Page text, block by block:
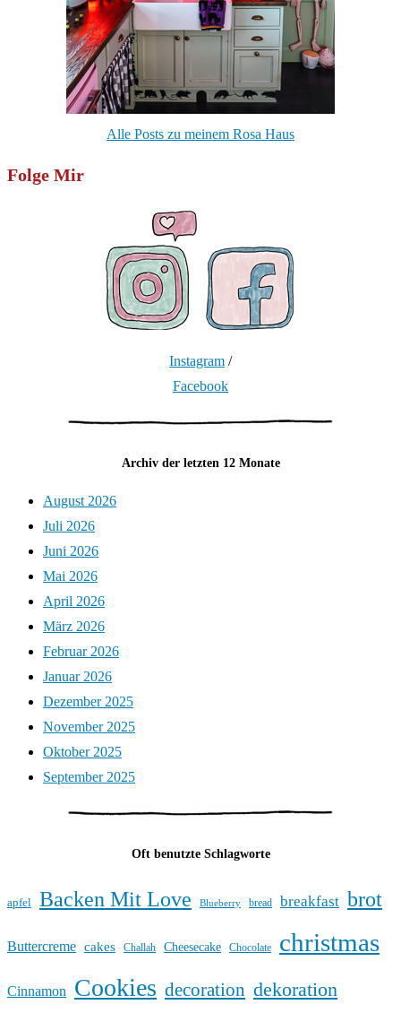
Alle Posts zu meinem Rosa Haus
Folge Mir
Instagram /
Facebook
Archiv der letzten 12 Monate
August 2026
Juli 2026
Juni 2026
Mai 2026
April 2026
März 2026
Februar 2026
Januar 2026
Dezember 2025
November 2025
Oktober 2025
September 2025
Oft benutzte Schlagworte
apfel Backen Mit Love Blueberry bread breakfast brot
Buttercreme cakes Challah Cheesecake Chocolate christmas
Cinnamon Cookies decoration dekoration